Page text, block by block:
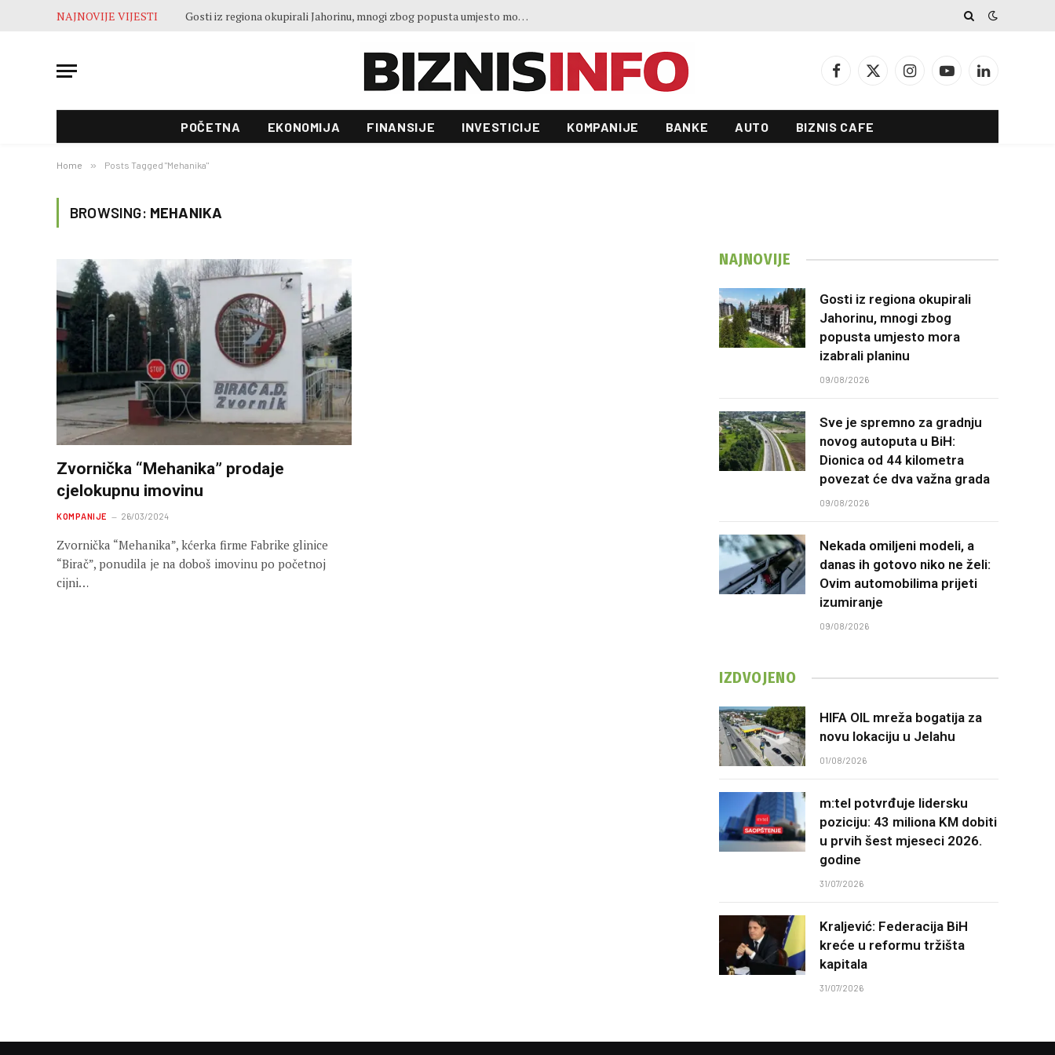
NAJNOVIJE VIJESTI Gosti iz regiona okupirali Jahorinu, mnogi zbog popusta umjesto mora izabrali planinu
Facebook
X
InstagramYouTubeLinkedIn
POČETNA EKONOMIJA FINANSIJE INVESTICIJE KOMPANIJE BANKE AUTO BIZNIS CAFE
Home » Posts Tagged "Mehanika"
BROWSING: MEHANIKA
Zvornička “Mehanika” prodaje
cjelokupnu imovinu
KOMPANIJE 26/03/2024
Zvornička “Mehanika”, kćerka firme Fabrike glinice
“Birač”, ponudila je na doboš imovinu po početnoj
cijni…
NAJNOVIJE
Gosti iz regiona okupirali
Jahorinu, mnogi zbog
popusta umjesto mora
izabrali planinu
09/08/2026
Sve je spremno za gradnju
novog autoputa u BiH:
Dionica od 44 kilometra
povezat će dva važna grada
09/08/2026
Nekada omiljeni modeli, a
danas ih gotovo niko ne želi:
Ovim automobilima prijeti
izumiranje
09/08/2026
IZDVOJENO
HIFA OIL mreža bogatija za
novu lokaciju u Jelahu
01/08/2026
m:tel potvrđuje lidersku
poziciju: 43 miliona KM dobiti
u prvih šest mjeseci 2026.
godine
31/07/2026
Kraljević: Federacija BiH
kreće u reformu tržišta
kapitala
31/07/2026